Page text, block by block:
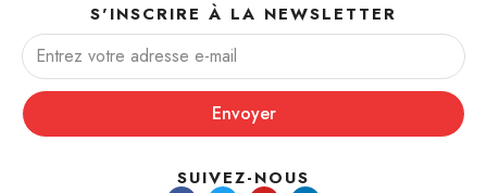
S'INSCRIRE À LA NEWSLETTER
Envoyer
SUIVEZ-NOUS